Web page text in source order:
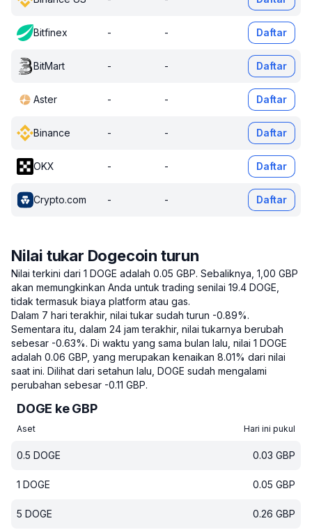
Bitfinex - - Daftar
BitMart - - Daftar
Aster - - Daftar
Binance - - Daftar
OKX - - Daftar
Crypto.com - - Daftar
Nilai tukar Dogecoin turun
Nilai terkini dari 1 DOGE adalah 0.05 GBP. Sebaliknya, 1,00 GBP
akan memungkinkan Anda untuk trading senilai 19.4 DOGE,
tidak termasuk biaya platform atau gas.
Dalam 7 hari terakhir, nilai tukar sudah turun -0.89%.
Sementara itu, dalam 24 jam terakhir, nilai tukarnya berubah
sebesar -0.63%. Di waktu yang sama bulan lalu, nilai 1 DOGE
adalah 0.06 GBP, yang merupakan kenaikan 8.01% dari nilai
saat ini. Dilihat dari setahun lalu, DOGE sudah mengalami
perubahan sebesar -0.11 GBP.
DOGE ke GBP
Aset Hari ini pukul
0.5 DOGE 0.03 GBP
1 DOGE 0.05 GBP
5 DOGE 0.26 GBP